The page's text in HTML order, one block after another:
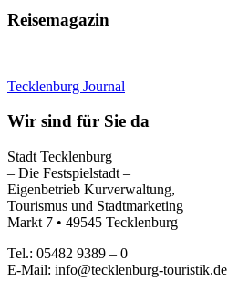
Reisemagazin
Tecklenburg Journal
Wir sind für Sie da
Stadt Tecklenburg
– Die Festspielstadt –
Eigenbetrieb Kurverwaltung,
Tourismus und Stadtmarketing
Markt 7 • 49545 Tecklenburg
Tel.: 05482 9389 – 0
E-Mail: info@tecklenburg-touristik.de